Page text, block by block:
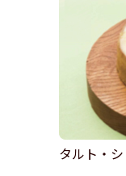
タルト・